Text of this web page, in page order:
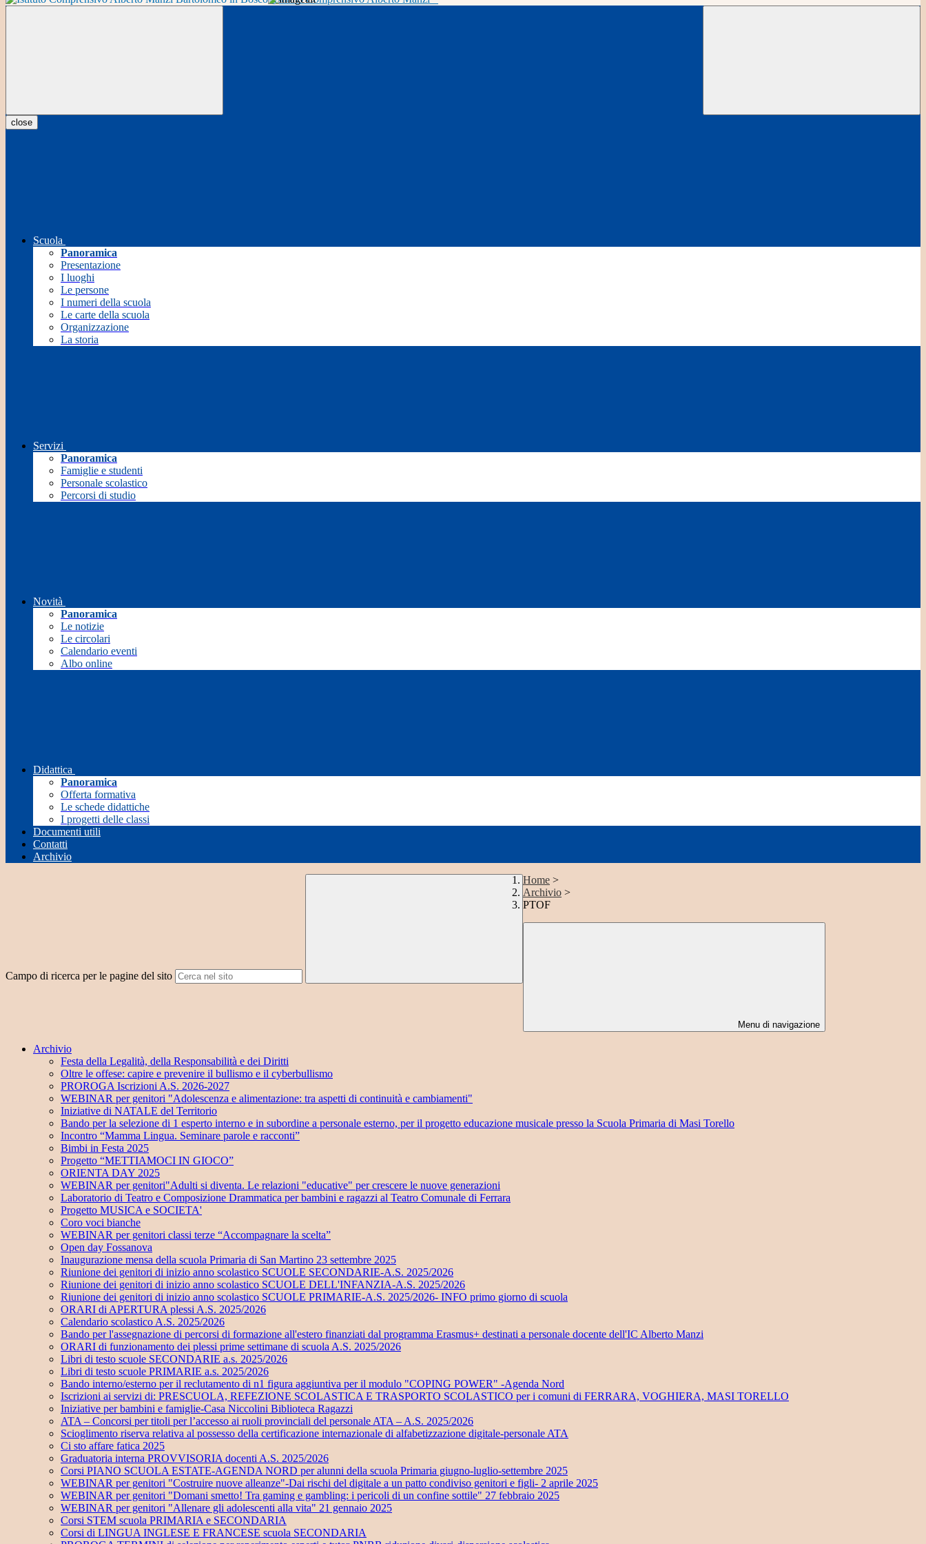
close
Scuola
Panoramica
Presentazione
I luoghi
Le persone
I numeri della scuola
Le carte della scuola
Organizzazione
La storia
Servizi
Panoramica
Famiglie e studenti
Personale scolastico
Percorsi di studio
Novità
Panoramica
Le notizie
Le circolari
Calendario eventi
Albo online
Didattica
Panoramica
Offerta formativa
Le schede didattiche
I progetti delle classi
Documenti utili
Contatti
Archivio
Campo di ricerca per le pagine del sito
Home >
Archivio >
PTOF
Menu di navigazione
Archivio
Festa della Legalità, della Responsabilità e dei Diritti
Oltre le offese: capire e prevenire il bullismo e il cyberbullismo
PROROGA Iscrizioni A.S. 2026-2027
WEBINAR per genitori "Adolescenza e alimentazione: tra aspetti di continuità e cambiamenti"
Iniziative di NATALE del Territorio
Bando per la selezione di 1 esperto interno e in subordine a personale esterno, per il progetto educazione musicale presso la Scuola Primaria di Masi Torello
Incontro “Mamma Lingua. Seminare parole e racconti”
Bimbi in Festa 2025
Progetto “METTIAMOCI IN GIOCO”
ORIENTA DAY 2025
WEBINAR per genitori"Adulti si diventa. Le relazioni "educative" per crescere le nuove generazioni
Laboratorio di Teatro e Composizione Drammatica per bambini e ragazzi al Teatro Comunale di Ferrara
Progetto MUSICA e SOCIETA'
Coro voci bianche
WEBINAR per genitori classi terze “Accompagnare la scelta”
Open day Fossanova
Inaugurazione mensa della scuola Primaria di San Martino 23 settembre 2025
Riunione dei genitori di inizio anno scolastico SCUOLE SECONDARIE-A.S. 2025/2026
Riunione dei genitori di inizio anno scolastico SCUOLE DELL'INFANZIA-A.S. 2025/2026
Riunione dei genitori di inizio anno scolastico SCUOLE PRIMARIE-A.S. 2025/2026- INFO primo giorno di scuola
ORARI di APERTURA plessi A.S. 2025/2026
Calendario scolastico A.S. 2025/2026
Bando per l'assegnazione di percorsi di formazione all'estero finanziati dal programma Erasmus+ destinati a personale docente dell'IC Alberto Manzi
ORARI di funzionamento dei plessi prime settimane di scuola A.S. 2025/2026
Libri di testo scuole SECONDARIE a.s. 2025/2026
Libri di testo scuole PRIMARIE a.s. 2025/2026
Bando interno/esterno per il reclutamento di n1 figura aggiuntiva per il modulo "COPING POWER" -Agenda Nord
Iscrizioni ai servizi di: PRESCUOLA, REFEZIONE SCOLASTICA E TRASPORTO SCOLASTICO per i comuni di FERRARA, VOGHIERA, MASI TORELLO
Iniziative per bambini e famiglie-Casa Niccolini Biblioteca Ragazzi
ATA – Concorsi per titoli per l’accesso ai ruoli provinciali del personale ATA – A.S. 2025/2026
Scioglimento riserva relativa al possesso della certificazione internazionale di alfabetizzazione digitale-personale ATA
Ci sto affare fatica 2025
Graduatoria interna PROVVISORIA docenti A.S. 2025/2026
Corsi PIANO SCUOLA ESTATE-AGENDA NORD per alunni della scuola Primaria giugno-luglio-settembre 2025
WEBINAR per genitori "Costruire nuove alleanze"-Dai rischi del digitale a un patto condiviso genitori e figli- 2 aprile 2025
WEBINAR per genitori "Domani smetto! Tra gaming e gambling: i pericoli di un confine sottile" 27 febbraio 2025
WEBINAR per genitori "Allenare gli adolescenti alla vita" 21 gennaio 2025
Corsi STEM scuola PRIMARIA e SECONDARIA
Corsi di LINGUA INGLESE E FRANCESE scuola SECONDARIA